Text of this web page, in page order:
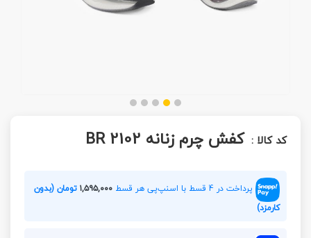
کد کالا : کفش چرم زنانه BR 2102
پرداخت در 4 قسط با اسنپ‌پی هر قسط ۱,۵۹۵,۰۰۰تومان (بدون
کارمزد)